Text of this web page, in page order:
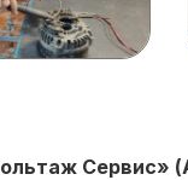
Сервис»